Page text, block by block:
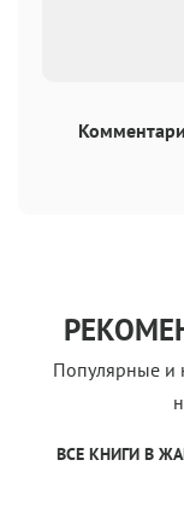
Популярные и
ВСЕ КНИГИ В